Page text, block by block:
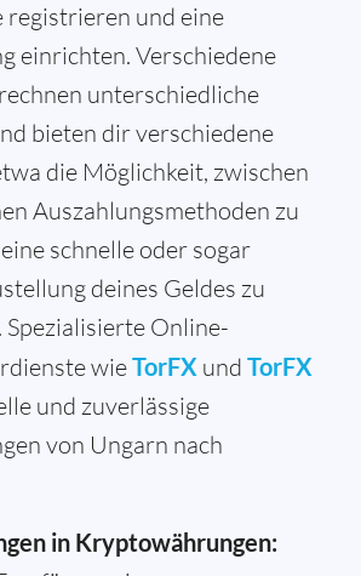
registrieren und eine
einrichten. Verschiedene
unterschiedliche
bieten dir verschiedene
die Möglichkeit, zwischen
Auszahlungsmethoden zu
schnelle oder sogar
deines Geldes zu
Spezialisierte Online-
wieTorFX und TorFX
und zuverlässige
von Ungarn nach
in Kryptowährungen: